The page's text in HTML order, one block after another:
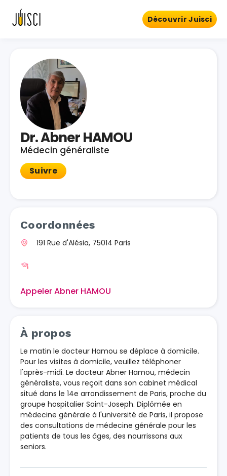
Découvrir Juisci
Dr. Abner HAMOU
Médecin généraliste
Suivre
Coordonnées
191 Rue d'Alésia, 75014 Paris
Appeler Abner HAMOU
À propos
Le matin le docteur Hamou se déplace à domicile.
Pour les visites à domicile, veuillez téléphoner
l'après-midi. Le docteur Abner Hamou, médecin
généraliste, vous reçoit dans son cabinet médical
situé dans le 14e arrondissement de Paris, proche du
groupe hospitalier Saint-Joseph. Diplômée en
médecine générale à l'université de Paris, il propose
des consultations de médecine générale pour les
patients de tous les âges, des nourrissons aux
seniors.